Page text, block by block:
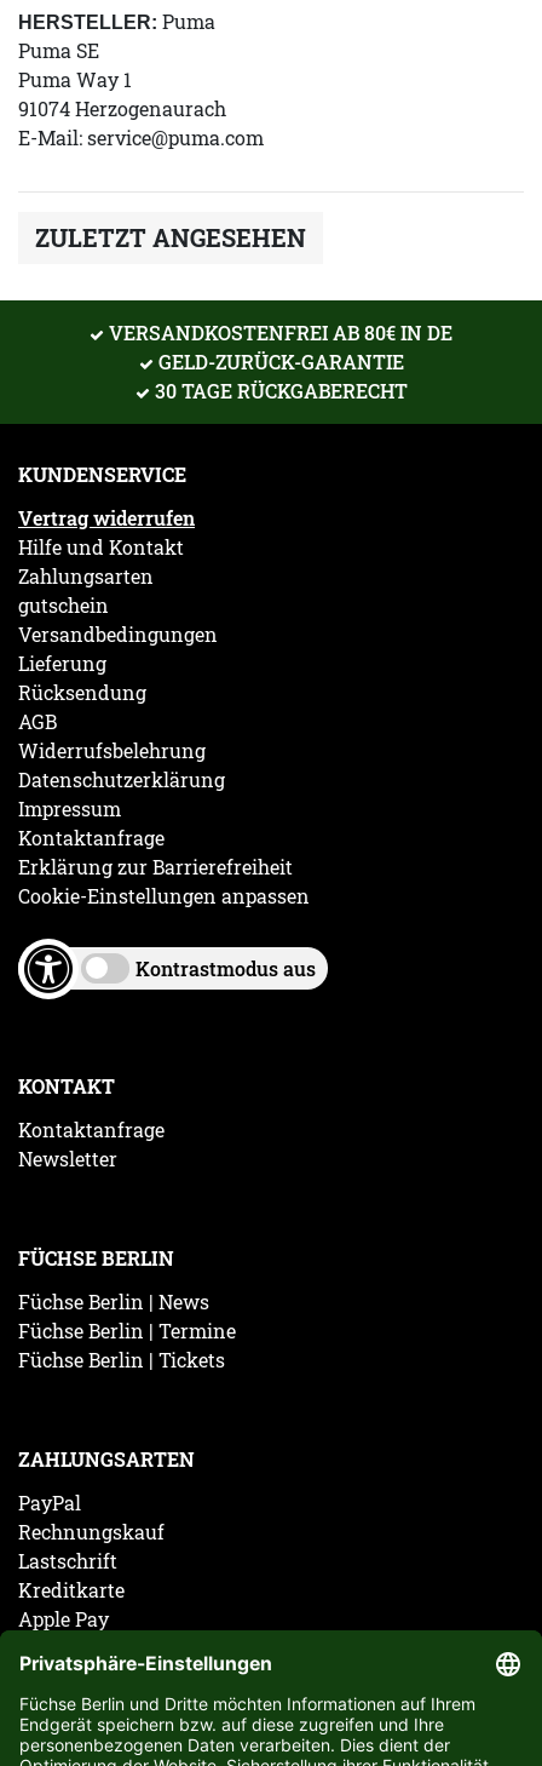
HERSTELLER: Puma
Puma SE
Puma Way 1
91074 Herzogenaurach
E-Mail:service@puma.com
ZULETZT ANGESEHEN
VERSANDKOSTENFREI AB 80€ IN DE
GELD-ZURÜCK-GARANTIE
30 TAGE RÜCKGABERECHT
KUNDENSERVICE
Vertrag widerrufen
Hilfe und Kontakt
Zahlungsarten
gutschein
Versandbedingungen
Lieferung
Rücksendung
AGB
Widerrufsbelehrung
Datenschutzerklärung
Impressum
Kontaktanfrage
Erklärung zur Barrierefreiheit
Cookie-Einstellungen anpassen
Kontrastmodus aus
KONTAKT
Kontaktanfrage
Newsletter
FÜCHSE BERLIN
Füchse Berlin | News
Füchse Berlin | Termine
Füchse Berlin | Tickets
ZAHLUNGSARTEN
PayPal
Rechnungskauf
Lastschrift
Kreditkarte
Apple Pay
ABONNIERE JETZT DEN KOSTENLOSEN FÜCHSE
BERLIN NEWSLETTER UND VERPASSE KEINE